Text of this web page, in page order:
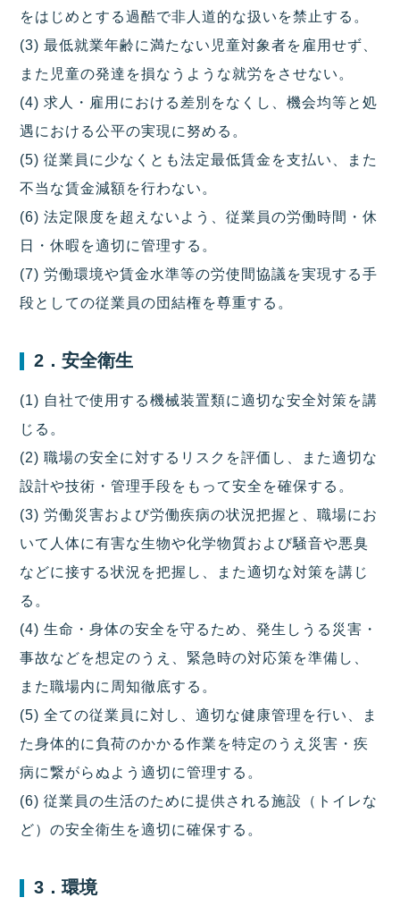
をはじめとする過酷で非人道的な扱いを禁止する。
(3) 最低就業年齢に満たない児童対象者を雇用せず、
また児童の発達を損なうような就労をさせない。
(4) 求人・雇用における差別をなくし、機会均等と処
遇における公平の実現に努める。
(5) 従業員に少なくとも法定最低賃金を支払い、また
不当な賃金減額を行わない。
(6) 法定限度を超えないよう、従業員の労働時間・休
日・休暇を適切に管理する。
(7) 労働環境や賃金水準等の労使間協議を実現する手
段としての従業員の団結権を尊重する。
2．安全衛生
(1) 自社で使用する機械装置類に適切な安全対策を講
じる。
(2) 職場の安全に対するリスクを評価し、また適切な
設計や技術・管理手段をもって安全を確保する。
(3) 労働災害および労働疾病の状況把握と、職場にお
いて人体に有害な生物や化学物質および騒音や悪臭
などに接する状況を把握し、また適切な対策を講じ
る。
(4) 生命・身体の安全を守るため、発生しうる災害・
事故などを想定のうえ、緊急時の対応策を準備し、
また職場内に周知徹底する。
(5) 全ての従業員に対し、適切な健康管理を行い、ま
た身体的に負荷のかかる作業を特定のうえ災害・疾
病に繋がらぬよう適切に管理する。
(6) 従業員の生活のために提供される施設（トイレな
ど）の安全衛生を適切に確保する。
3．環境